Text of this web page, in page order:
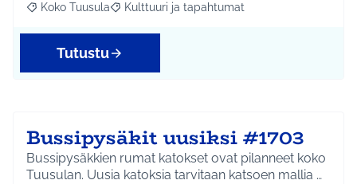
Rajaa tulokset aihepiirin mukaan: Koko Tuusula
Koko Tuusula Rajaa tulokset teeman mukaan: Kulttuuri ja
Kulttuuri ja tapahtumat
Tutustu
Bussipysäkit uusiksi #1703
Bussipysäkkien rumat katokset ovat pilanneet koko
Tuusulan. Uusia katoksia tarvitaan katsoen mallia …